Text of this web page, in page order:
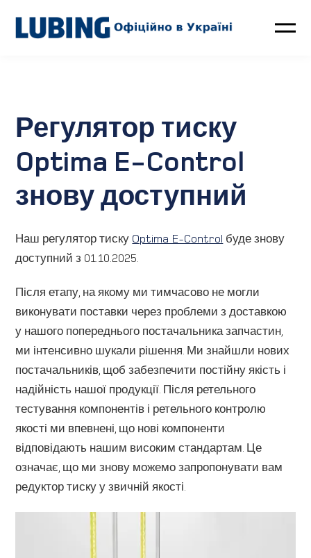
Контакти
LUBING GreenTec
Про компанію
Регулятор тиску
Optima E-Control
знову доступний
Наш регулятор тиску Optima E-Control буде знову
доступний з 01.10.2025.
Після етапу, на якому ми тимчасово не могли
виконувати поставки через проблеми з доставкою
у нашого попереднього постачальника запчастин,
ми інтенсивно шукали рішення. Ми знайшли нових
постачальників, щоб забезпечити постійну якість і
надійність нашої продукції. Після ретельного
тестування компонентів і ретельного контролю
якості ми впевнені, що нові компоненти
відповідають нашим високим стандартам. Це
означає, що ми знову можемо запропонувати вам
редуктор тиску у звичній якості.